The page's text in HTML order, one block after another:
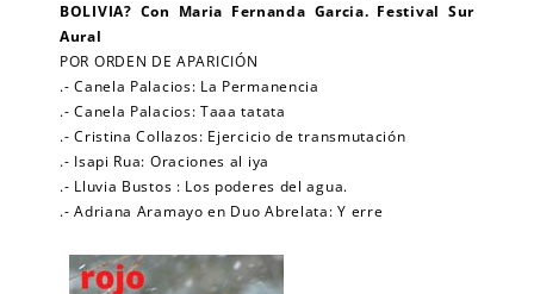
BOLIVIA? Con Maria Fernanda Garcia. Festival Sur
Aural
POR ORDEN DE APARICIÓN
.- Canela Palacios: La Permanencia
.- Canela Palacios: Taaa tatata
.- Cristina Collazos: Ejercicio de transmutación
.- Isapi Rua: Oraciones al iya
.- Lluvia Bustos : Los poderes del agua.
.- Adriana Aramayo en Duo Abrelata: Y erre